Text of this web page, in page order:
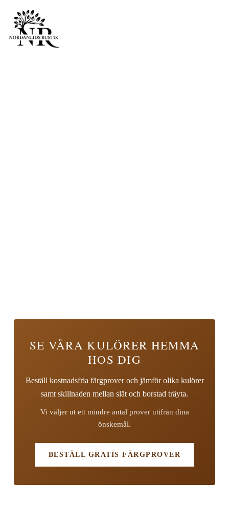
SE VÅRA KULÖRER HEMMA
HOS DIG
Beställ kostnadsfria färgprover och jämför olika kulörer
samt skillnaden mellan slät och borstad träyta.
Vi väljer ut ett mindre antal prover utifrån dina
önskemål.
BESTÄLL GRATIS FÄRGPROVER